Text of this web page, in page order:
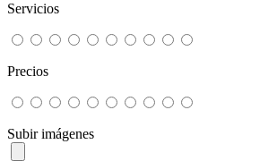
Servicios
Precios
Subir imágenes